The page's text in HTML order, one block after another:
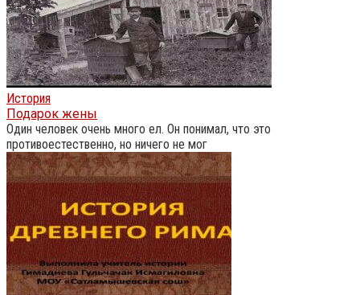
История
Подарок жены
Один человек очень много ел. Он понимал, что это
противоестественно, но ничего не мог